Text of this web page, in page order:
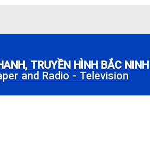
TRUYỀN HÌNH BẮC NINH
and Radio - Television